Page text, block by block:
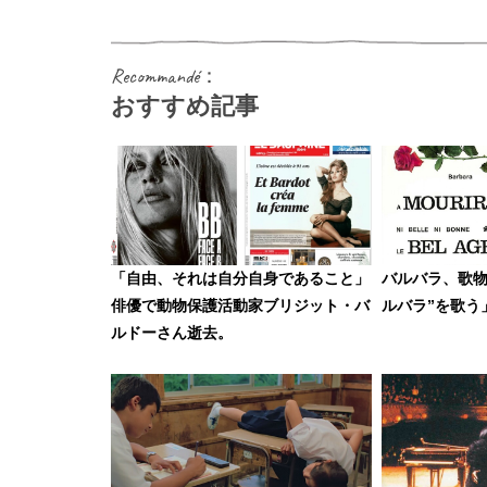
Recommandé：
おすすめ記事
「自由、それは自分自身であること」
俳優で動物保護活動家ブリジット・バ
ルドーさん逝去。
バルバラ、歌
ルバラ”を歌う